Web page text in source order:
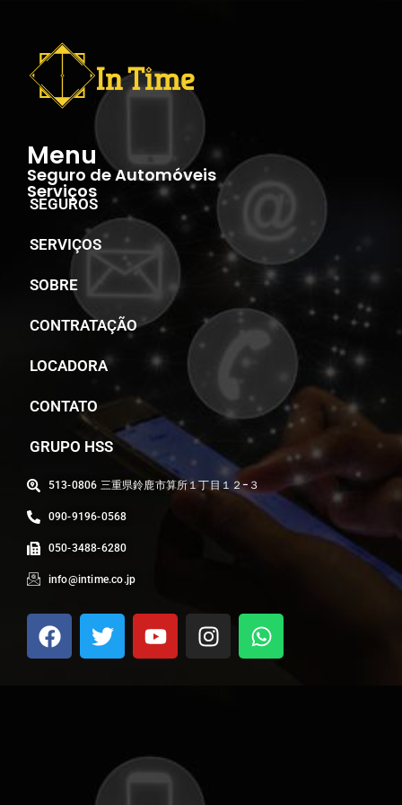
Menu
Seguro de Automóveis
Serviços
SEGUROS
SERVIÇOS
SOBRE
CONTRATAÇÃO
LOCADORA
CONTATO
GRUPO HSS
513-0806 三重県鈴鹿市算所１丁目１２−３
090-9196-0568
050-3488-6280
info@intime.co.jp